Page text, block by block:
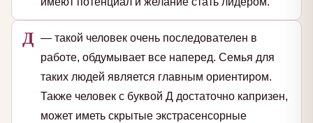
Д — такой человек очень последователен в
работе, обдумывает все наперед. Семья для
таких людей является главным ориентиром.
Также человек с буквой Д достаточно капризен,
может иметь скрытые экстрасенсорные